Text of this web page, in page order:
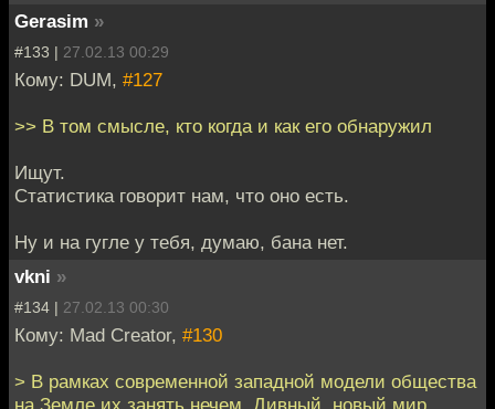
Gerasim »
#133 | 27.02.13 00:29
Кому: DUM, #127
>> В том смысле, кто когда и как его обнаружил
Ищут.
Статистика говорит нам, что оно есть.
Ну и на гугле у тебя, думаю, бана нет.
vkni »
#134 | 27.02.13 00:30
Кому: Mad Creator, #130
> В рамках современной западной модели общества